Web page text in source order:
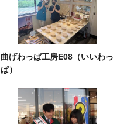
曲げわっぱ工房E08（いいわっ
ぱ）